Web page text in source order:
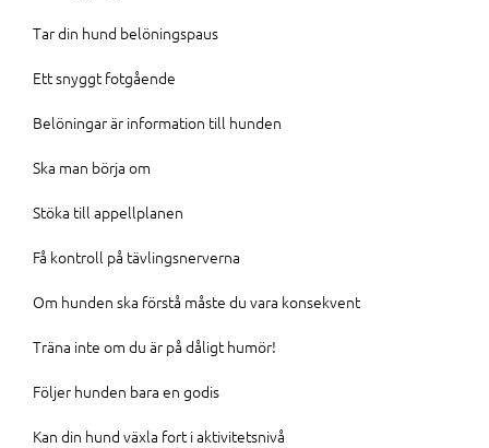
Tar din hund belöningspaus
Ett snyggt fotgående
Belöningar är information till hunden
Ska man börja om
Stöka till appellplanen
Få kontroll på tävlingsnerverna
Om hunden ska förstå måste du vara konsekvent
Träna inte om du är på dåligt humör!
Följer hunden bara en godis
Kan din hund växla fort i aktivitetsnivå